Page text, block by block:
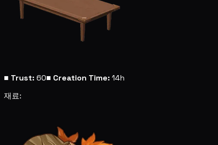
■ Trust: 60■ Creation Time: 14h
재료: